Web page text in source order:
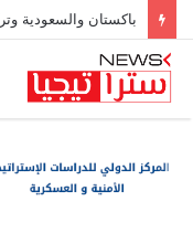
باكستان والسعودية